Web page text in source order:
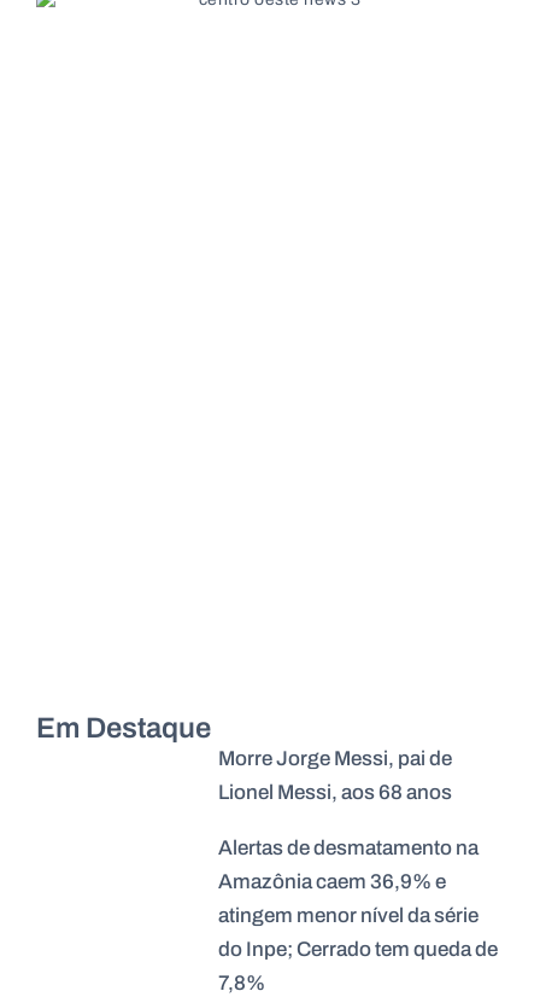
Em Destaque
Morre Jorge Messi, pai de
Lionel Messi, aos 68 anos
Alertas de desmatamento na
Amazônia caem 36,9% e
atingem menor nível da série
do Inpe; Cerrado tem queda de
7,8%